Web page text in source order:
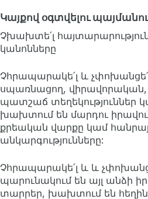
Կայքով օգտվելու
Չխախտե՛լ
կանոնները
Չհրապարակե՛լ և
սպառնացող, վիրավորական,
պատշաճ տեղեկություններ
խախտում են մարդու
քրեական վարքը կամ
անկարգությունները:
Չհրապարակե՛լ և և
պարունակում են այլ անձի
տարրեր, խախտում են